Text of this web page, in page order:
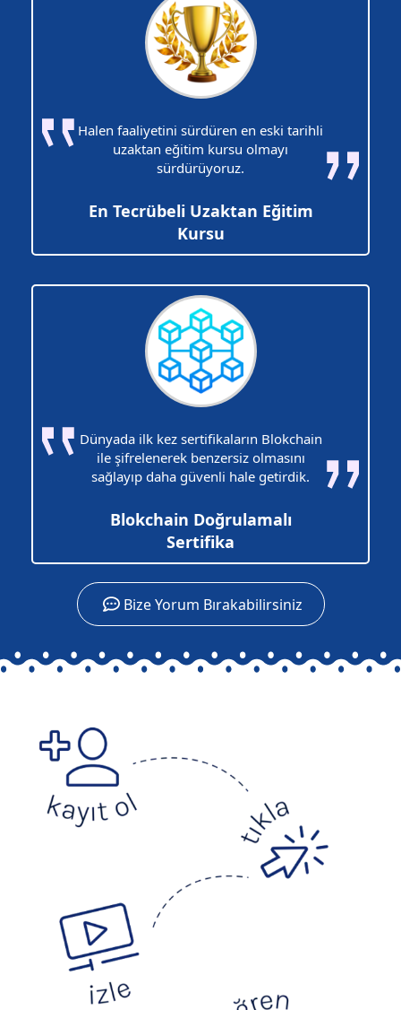
Halen faaliyetini sürdüren en eski tarihli
uzaktan eğitim kursu olmayı
sürdürüyoruz.
En Tecrübeli Uzaktan Eğitim
Kursu
Dünyada ilk kez sertifikaların Blokchain
ile şifrelenerek benzersiz olmasını
sağlayıp daha güvenli hale getirdik.
Blokchain Doğrulamalı
Sertifika
Bize Yorum Bırakabilirsiniz